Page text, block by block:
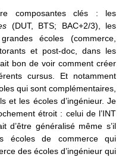
composantes clés : les
(DUT, BTS; BAC+2/3), les
écoles (commerce,
et post-doc, dans les
bon de voir comment créer
cursus. Et notamment
qui sont complémentaires,
et les écoles d’ingénieur. Je
étroit : celui de l’INT
d’être généralisé même s’il
écoles de commerce qui
des écoles d’ingénieur qui